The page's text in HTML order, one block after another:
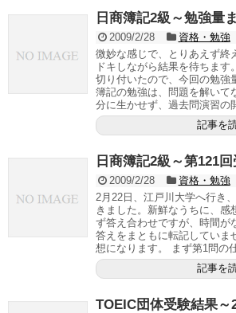
日商簿記2級～勉強量
2009/2/28
資格・勉強
微妙な感じで、とりあえず終
ドキしながら結果を待ちま
切り付いたので、今回の勉強
簿記の勉強は、問題を解いて
分に生かせず、過去問演習の
記事を
日商簿記2級～第121
2009/2/28
資格・勉強
2月22日、江戸川大学へ行き
きました。新鮮なうちに、感
ず答え合わせですが、時間が
答えをまともに転記していま
想になります。 まず第1問の
記事を
TOEIC団体受験結果～